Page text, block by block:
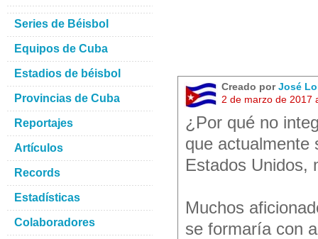
Creado porJosé
2 de marzo de 2017
¿Por qué no
que actualmente
Estados Unidos,
Muchos
se formaría con
Series de Béisbol
Equipos de Cuba
Estadios de béisbol
Provincias de Cuba
Reportajes
Artículos
Records
Estadísticas
Colaboradores